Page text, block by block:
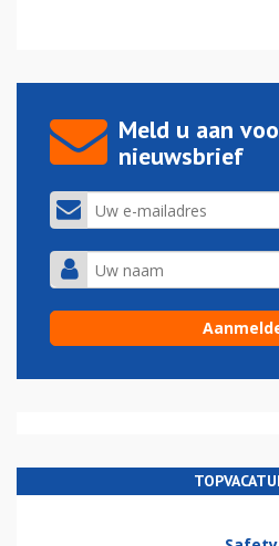
Meld u aan
nieuwsbrief